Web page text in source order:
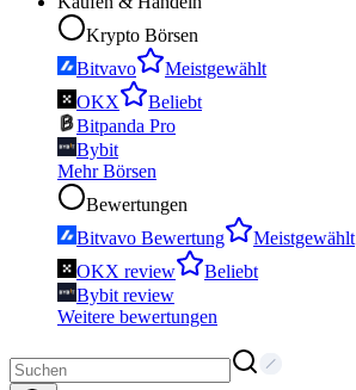
Krypto Börsen
Bitvavo
Meistgewählt
OKX
Beliebt
Bitpanda Pro
Bybit
Mehr Börsen
Bewertungen
Bitvavo Bewertung
Meistgewählt
OKX review
Beliebt
Bybit review
Weitere bewertungen